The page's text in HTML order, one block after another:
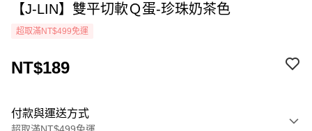
【J-LIN】雙平切軟Ｑ蛋-珍珠奶茶色
超取滿NT$499免運
NT$189
付款與運送方式